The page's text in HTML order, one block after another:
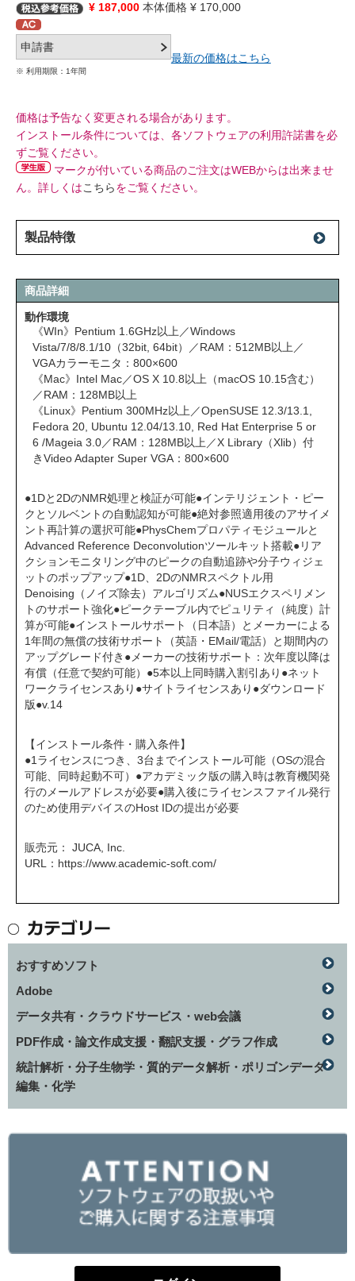
¥ 187,000 本体価格 ¥ 170,000
最新の価格はこちら
※ 利用期限：1年間
価格は予告なく変更される場合があります。
インストール条件については、各ソフトウェアの利用許諾書を必
ずご覧ください。
マークが付いている商品のご注文はWEBからは出来ませ
ん。詳しくはこちらをご覧ください。
製品特徴
商品詳細
動作環境
《WIn》Pentium 1.6GHz以上／Windows
Vista/7/8/8.1/10（32bit, 64bit）／RAM：512MB以上／
VGAカラーモニタ：800×600
《Mac》Intel Mac／OS X 10.8以上（macOS 10.15含む）
／RAM：128MB以上
《Linux》Pentium 300MHz以上／OpenSUSE 12.3/13.1,
Fedora 20, Ubuntu 12.04/13.10, Red Hat Enterprise 5 or
6 /Mageia 3.0／RAM：128MB以上／X Library（Xlib）付
きVideo Adapter Super VGA：800×600
●1Dと2DのNMR処理と検証が可能●インテリジェント・ピー
クとソルベントの自動認知が可能●絶対参照適用後のアサイメ
ント再計算の選択可能●PhysChemプロパティモジュールと
Advanced Reference Deconvolutionツールキット搭載●リア
クションモニタリング中のピークの自動追跡や分子ウィジェ
ットのポップアップ●1D、2DのNMRスペクトル用
Denoising（ノイズ除去）アルゴリズム●NUSエクスペリメン
トのサポート強化●ピークテーブル内でピュリティ（純度）計
算が可能●インストールサポート（日本語）とメーカーによる
1年間の無償の技術サポート（英語・EMail/電話）と期間内の
アップグレード付き●メーカーの技術サポート：次年度以降は
有償（任意で契約可能）●5本以上同時購入割引あり●ネット
ワークライセンスあり●サイトライセンスあり●ダウンロード
版●v.14
【インストール条件・購入条件】
●1ライセンスにつき、3台までインストール可能（OSの混合
可能、同時起動不可）●アカデミック版の購入時は教育機関発
行のメールアドレスが必要●購入後にライセンスファイル発行
のため使用デバイスのHost IDの提出が必要
販売元： JUCA, Inc.
URL： https://www.academic-soft.com/
おすすめソフト
Adobe
データ共有・クラウドサービス・web会議
PDF作成・論文作成支援・翻訳支援・グラフ作成
統計解析・分子生物学・質的データ解析・ポリゴンデータ
編集・化学